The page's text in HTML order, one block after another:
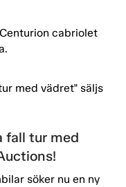
cabriolet
fall tur med
söker nu en ny